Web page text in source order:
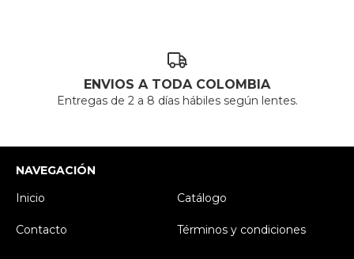
ENVIOS A TODA COLOMBIA
Entregas de 2 a 8 días hábiles según lentes.
NAVEGACIÓN
Inicio
Catálogo
Contacto Términos y condiciones